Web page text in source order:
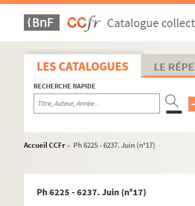
Catalogue
LES CATALOGUES LE
RECHERCHE RAPIDE
Accueil CCFr >
Ph 6225 - 6237. Juin (n°17)
Ph 6225 - 6237. Juin (n°17)
Ph 6001 - 6006. Mai (n°1)